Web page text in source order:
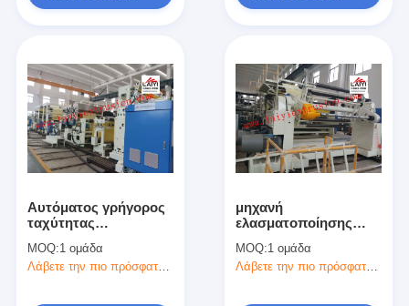
Αυτόματος γρήγορος
ταχύτητας
διπλάσιο
τοποθέτησης σε
MOQ:1 ομάδα
Λάβετε την πιο πρόσφατη τιμή
μηχανή
ελασματοποίησης
αυτόματη με το ειδικό
τέμνον μαχαίρι
MOQ:1 ομάδα